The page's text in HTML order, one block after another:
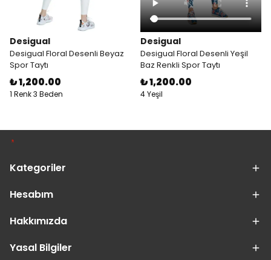
Desigual
Desigual Floral Desenli Beyaz
Spor Taytı
₺ 1,200.00
1 Renk 3 Beden
Desigual
Desigual Floral Desenli Yeşil
Baz Renkli Spor Taytı
₺ 1,200.00
4 Yeşil
Kategoriler
Hesabım
Hakkımızda
Yasal Bilgiler